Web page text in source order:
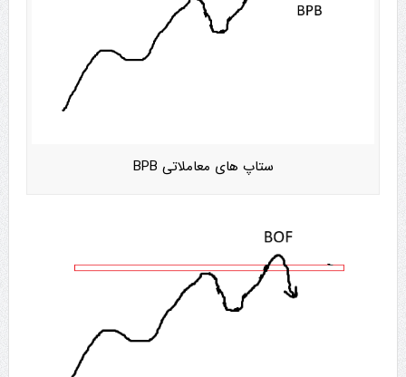
ستاپ های معاملاتی BPB